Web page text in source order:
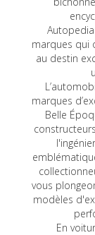
marques qui
au destin
marques
Belle
vous
modèles
En